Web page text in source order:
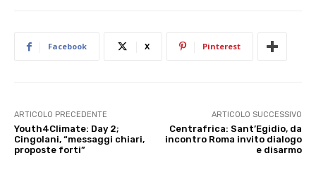
Facebook X Pinterest
ARTICOLO PRECEDENTE
Youth4Climate: Day 2;
Cingolani, “messaggi chiari,
proposte forti”
ARTICOLO SUCCESSIVO
Centrafrica: Sant’Egidio, da
incontro Roma invito dialogo
e disarmo